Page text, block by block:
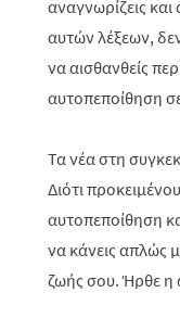
αναγνωρίζεις
αυτών λέξεων,
να αισθανθείς
αυτοπεποίθηση
Τα νέα στη
Διότι
αυτοπεποίθηση
να κάνεις απλώς
ζωής σου. Ήρθε η